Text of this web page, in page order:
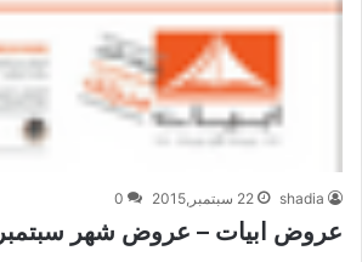
shadia 22 سبتمبر,2015 0
عروض ابيات – عروض شهر سبتمبر